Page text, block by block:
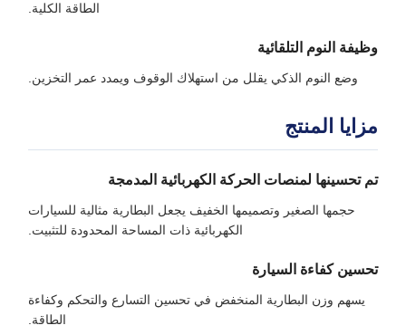
الطاقة الكلية.
وظيفة النوم التلقائية
وضع النوم الذكي يقلل من استهلاك الوقوف ويمدد عمر التخزين.
مزايا المنتج
تم تحسينها لمنصات الحركة الكهربائية المدمجة
حجمها الصغير وتصميمها الخفيف يجعل البطارية مثالية للسيارات
الكهربائية ذات المساحة المحدودة للتثبيت.
تحسين كفاءة السيارة
يسهم وزن البطارية المنخفض في تحسين التسارع والتحكم وكفاءة
الطاقة.